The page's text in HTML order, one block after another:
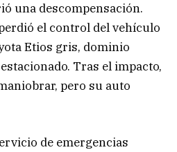
una descompensación.
el control del vehículo
Etios gris, dominio
Tras el impacto,
pero su auto
de emergencias